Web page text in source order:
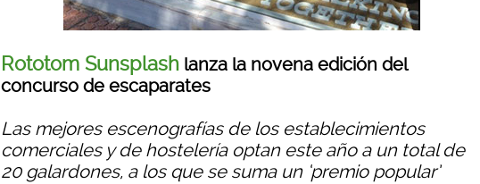
Rototom Sunsplash lanza la novena edición del
concurso de escaparates
Las mejores escenografías de los establecimientos
comerciales y de hostelería optan este año a un total de
20 galardones, a los que se suma un ‘premio popular’